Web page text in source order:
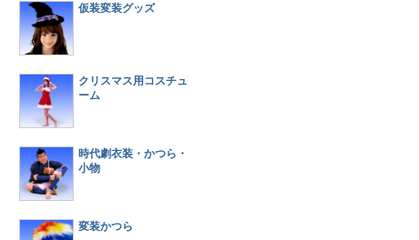
仮装変装グッズ
クリスマス用コスチュ
ーム
時代劇衣装・かつら・
小物
変装かつら